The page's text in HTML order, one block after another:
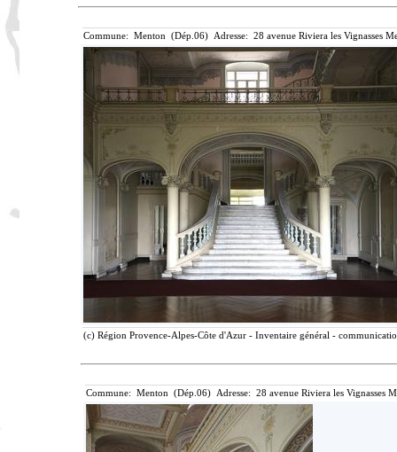
Commune: Menton (Dép.06) Adresse: 28 avenue Riviera les Vignasses
(c) Région Provence-Alpes-Côte d'Azur - Inventaire général -
Commune: Menton (Dép.06) Adresse: 28 avenue Riviera les Vignasses